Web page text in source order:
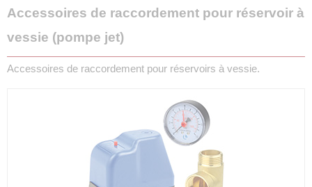
Accessoires de raccordement pour réservoir à
vessie (pompe jet)
Accessoires de raccordement pour réservoirs à vessie.